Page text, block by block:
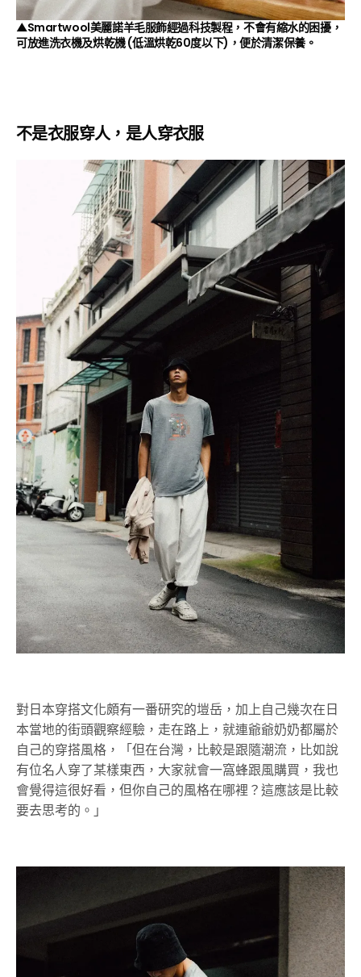
▲Smartwool美麗諾羊毛服飾經過科技製程，不會有縮水的困擾，
可放進洗衣機及烘乾機 (低溫烘乾60度以下)，便於清潔保養。
不是衣服穿人，是人穿衣服
對日本穿搭文化頗有一番研究的塏岳，加上自己幾次在日
本當地的街頭觀察經驗，走在路上，就連爺爺奶奶都屬於
自己的穿搭風格，「但在台灣，比較是跟隨潮流，比如說
有位名人穿了某樣東西，大家就會一窩蜂跟風購買，我也
會覺得這很好看，但你自己的風格在哪裡？這應該是比較
要去思考的。」